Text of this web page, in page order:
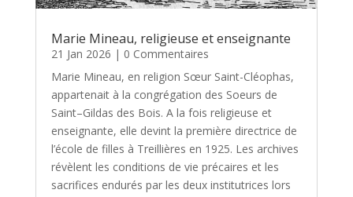
Marie Mineau, religieuse et enseignante
21 Jan 2026 | 0 Commentaires
Marie Mineau, en religion Sœur Saint-Cléophas,
appartenait à la congrégation des Soeurs de
Saint–Gildas des Bois. A la fois religieuse et
enseignante, elle devint la première directrice de
l’école de filles à Treillières en 1925. Les archives
révèlent les conditions de vie précaires et les
sacrifices endurés par les deux institutrices lors